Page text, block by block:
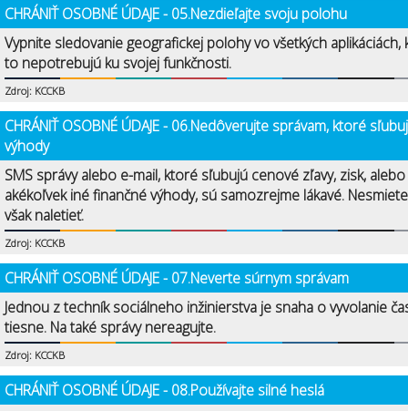
CHRÁNIŤ OSOBNÉ ÚDAJE - 05.Nezdieľajte svoju polohu
Vypnite sledovanie geografickej polohy vo všetkých aplikáciách,
to nepotrebujú ku svojej funkčnosti.
Zdroj: KCCKB
CHRÁNIŤ OSOBNÉ ÚDAJE - 06.Nedôverujte správam, ktoré
výhody
SMS správy alebo e-mail, ktoré sľubujú cenové zľavy, zisk, alebo
akékoľvek iné finančné výhody, sú samozrejme lákavé.
však naletieť.
Zdroj: KCCKB
CHRÁNIŤ OSOBNÉ ÚDAJE - 07.Neverte súrnym správam
Jednou z techník sociálneho inžinierstva je snaha o vyvolanie
tiesne. Na také správy nereagujte.
Zdroj: KCCKB
CHRÁNIŤ OSOBNÉ ÚDAJE - 08.Používajte silné heslá